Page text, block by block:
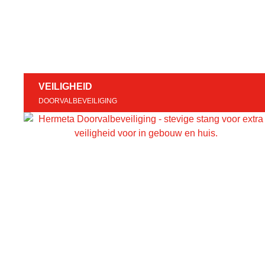
VEILIGHEID
DOORVALBEVEILIGING